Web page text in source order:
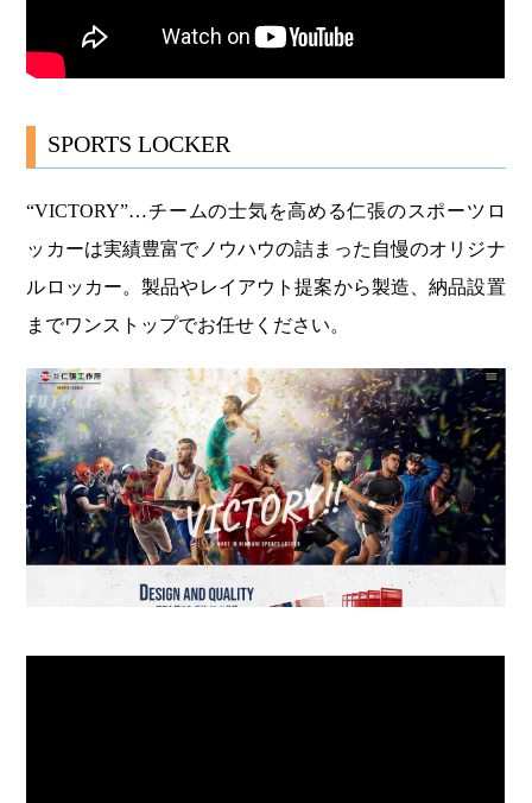
SPORTS LOCKER
“VICTORY”…チームの士気を高める仁張のスポーツロ
ッカーは実績豊富でノウハウの詰まった自慢のオリジナ
ルロッカー。製品やレイアウト提案から製造、納品設置
までワンストップでお任せください。